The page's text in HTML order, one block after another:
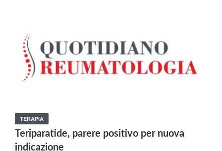
TERAPIA
Teriparatide, parere positivo per nuova
indicazione